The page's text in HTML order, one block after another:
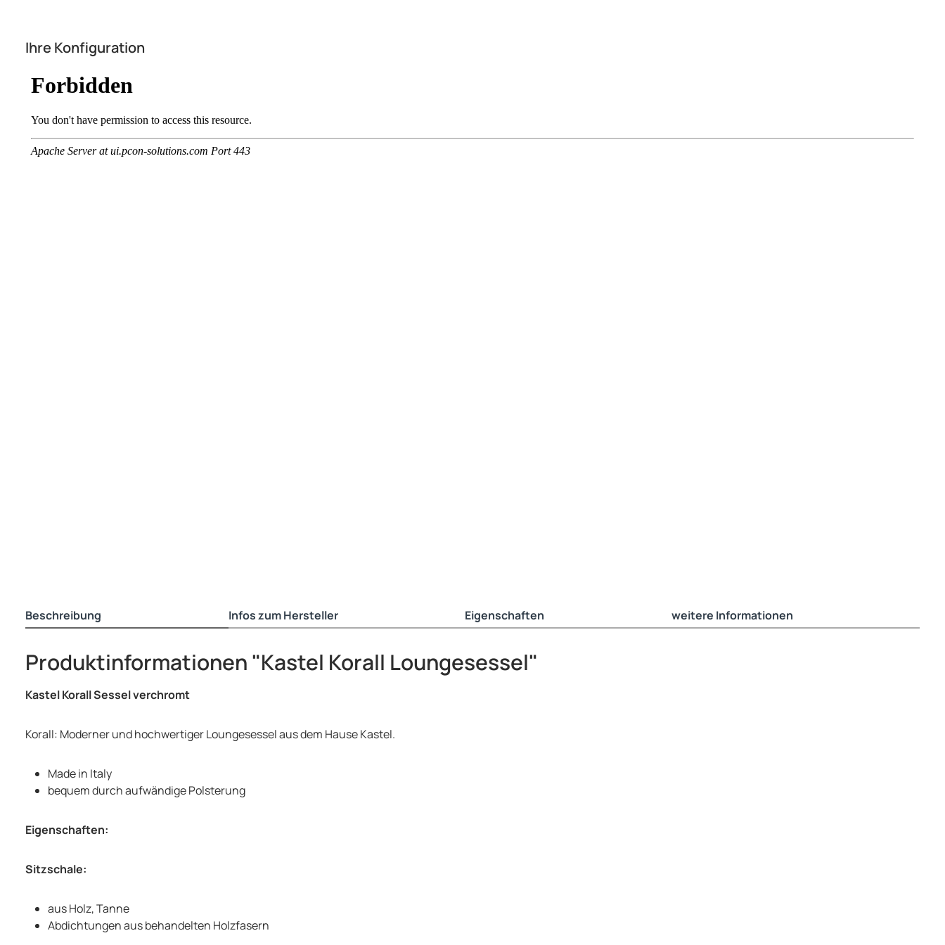
Ihre Konfiguration
Beschreibung Infos zum Hersteller Eigenschaften weitere Informationen
Produktinformationen "Kastel Korall Loungesessel"
Kastel Korall Sessel verchromt
Korall: Moderner und hochwertiger Loungesessel aus dem Hause Kastel.
Made in Italy
bequem durch aufwändige Polsterung
Eigenschaften:
Sitzschale:
aus Holz, Tanne
Abdichtungen aus behandelten Holzfasern